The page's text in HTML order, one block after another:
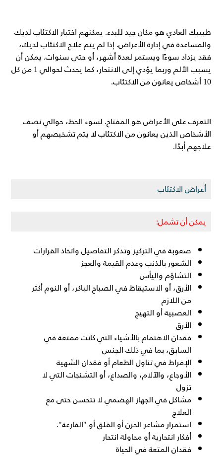
طبيبك العادي هو مكان جيد للبدء. يمكنهم اختبار الاكتئاب لديك
والمساعدة في إدارة الأعراض. إذا لم يتم علاج الاكتئاب لديك،
فقد يزداد سوءًا ويستمر لعدة أشهر، أو حتى سنوات. يمكن أن
يسبب الألم وربما يؤدي إلى الانتحار، كما يحدث لحوالي 1 من كل
10 أشخاص يعانون من الاكتئاب.
التعرف على الأعراض هو المفتاح. لسوء الحظ، حوالي نصف
الأشخاص الذين يعانون من الاكتئاب لا يتم تشخيصهم أو
علاجهم أبدًا.
أعراض الاكتئاب
يمكن أن تشمل:
صعوبة في التركيز وتذكر التفاصيل واتخاذ القرارات
الشعور بالذنب وعدم القيمة والعجز
التشاؤم واليأس
الأرق، أو الاستيقاظ في الصباح الباكر، أو النوم أكثر
من اللازم
العصبية أو التهيج
الأرق
فقدان الاهتمام بالأشياء التي كانت ممتعة في
السابق، بما في ذلك الجنس
الإفراط في تناول الطعام أو فقدان الشهية
الأوجاع، والآلام، والصداع، أو التشنجات التي لا
تزول
مشاكل في الجهاز الهضمي لا تتحسن حتى مع
العلاج
استمرار مشاعر الحزن أو القلق أو "الفارغة".
أفكار انتحارية أو محاولة انتحار
فقدان المتعة في الحياة